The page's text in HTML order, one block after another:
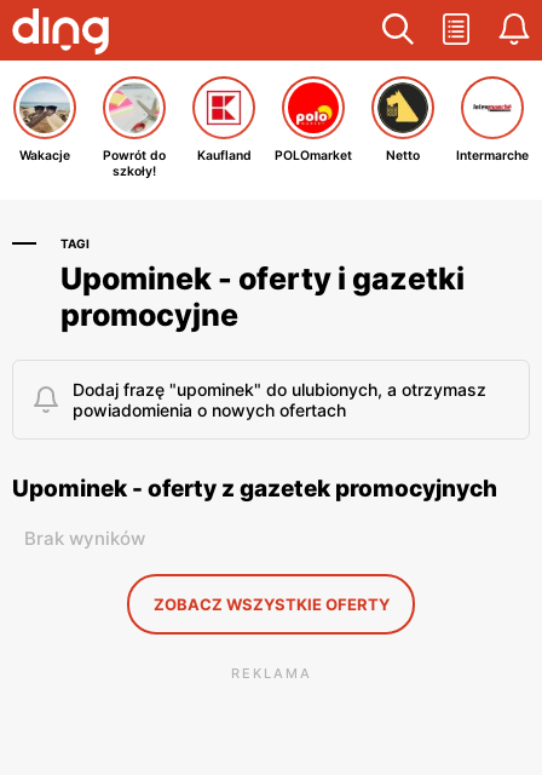
Wakacje
Powrót do
szkoły!
Kaufland POLOmarket Netto Intermarche
TAGI
Upominek - oferty i gazetki
promocyjne
Dodaj frazę "upominek" do ulubionych, a otrzymasz
powiadomienia o nowych ofertach
Upominek - oferty z gazetek promocyjnych
Brak wyników
ZOBACZ WSZYSTKIE OFERTY
REKLAMA